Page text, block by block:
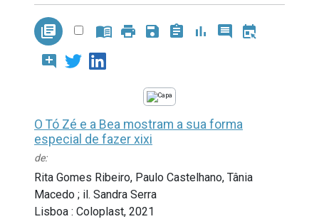
library_books menu_book print save assignment bar_chart comment
book_online
add_comment
O Tó Zé e a Bea mostram a sua forma
especial de fazer xixi
de:
Rita Gomes Ribeiro, Paulo Castelhano, Tânia
Macedo ; il. Sandra Serra
Lisboa : Coloplast, 2021